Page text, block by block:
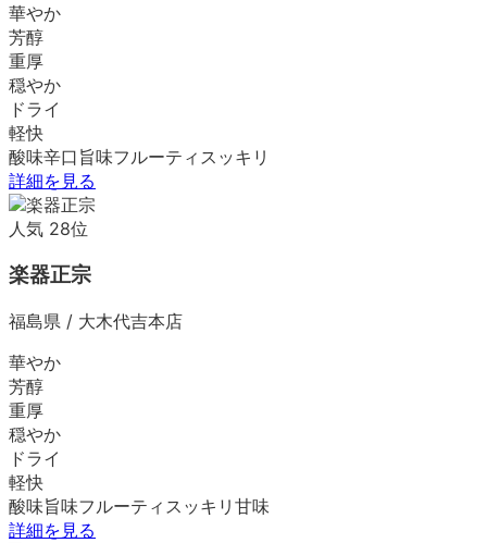
華やか
芳醇
重厚
穏やか
ドライ
軽快
酸味辛口 旨味フルーティ スッキリ
詳細を見る
人気 28位
楽器正宗
福島県 / 大木代吉本店
華やか
芳醇
重厚
穏やか
ドライ
軽快
酸味旨味フルーティ スッキリ 甘味
詳細を見る